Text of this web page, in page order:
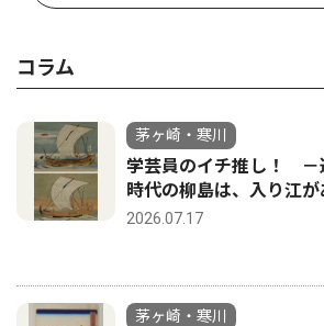
コラム
茅ヶ崎・寒川
学芸員のイチ推し！ －
時代の柳島は、入り江
2026.07.17
茅ヶ崎・寒川